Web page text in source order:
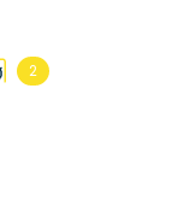
2